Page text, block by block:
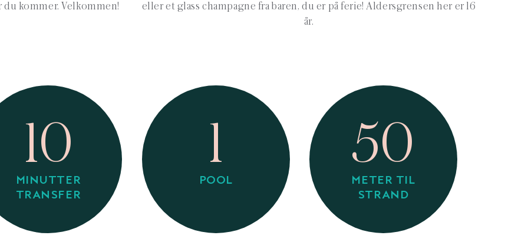
du kommer. Velkommen!
eller et glass champagne fra baren, du er på ferie! Aldersgrensen her er 16
år.
10
MINUTTER
TRANSFER
1
POOL
50
METER TIL
STRAND